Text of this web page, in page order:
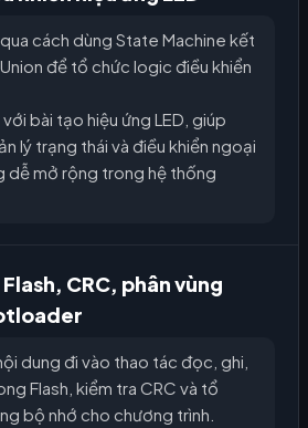
cách dùng State Machine kết
để tổ chức logic điều khiển
bài tạo hiệu ứng LED, giúp
lý trạng thái và điều khiển ngoại
dễ mở rộng trong hệ thống
CRC, phân vùng
dung đi vào thao tác đọc, ghi,
Flash, kiểm tra CRC và tổ
bộ nhớ cho chương trình.